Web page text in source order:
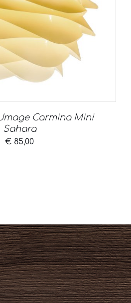
Carmina Mini
Sahara
€ 85,00